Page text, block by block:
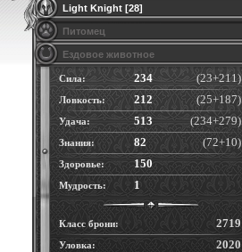
Light Knight [28]
Питомец
Ездовое животное
Сила: 234 (23+211)
Ловкость: 212 (25+187)
Удача: 513 (234+279)
Знания: 82 (72+10)
Здоровье: 150
Мудрость: 1
Класс брони: 2719
Уловка: 2020